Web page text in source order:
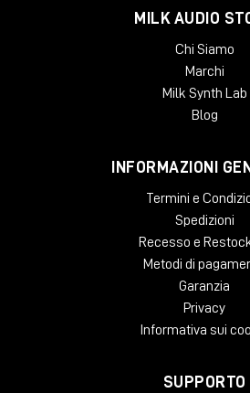
MILK AUDIO
Chi Siamo
Marchi
Milk Synth Lab
Blog
INFORMAZIONI
Termini e
Spedizioni
Recesso e
Metodi di
Garanzia
Privacy
Informativa sui
SUPPORTO